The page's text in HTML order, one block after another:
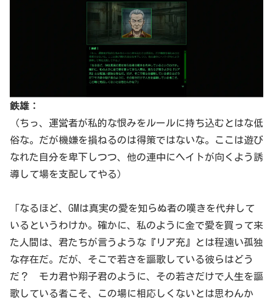
鉄雄：
（ちっ、運営者が私的な恨みをルールに持ち込むとはな低
俗な。だが機嫌を損ねるのは得策ではないな。ここは遊び
なれた自分を卑下しつつ、他の連中にヘイトが向くよう誘
導して場を支配してやる）
「なるほど、GMは真実の愛を知らぬ者の嘆きを代弁して
いるというわけか。確かに、私のように金で愛を買って来
た人間は、君たちが言うような『リア充』とは程遠い孤独
な存在だ。だが、そこで若さを謳歌している彼らはどう
だ？ モカ君や翔子君のように、その若さだけで人生を謳
歌している者こそ、この場に相応しくないとは思わんか